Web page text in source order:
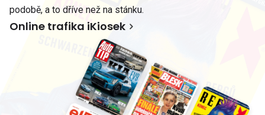
podobě, a to dříve než na stánku.
Online trafika iKiosek